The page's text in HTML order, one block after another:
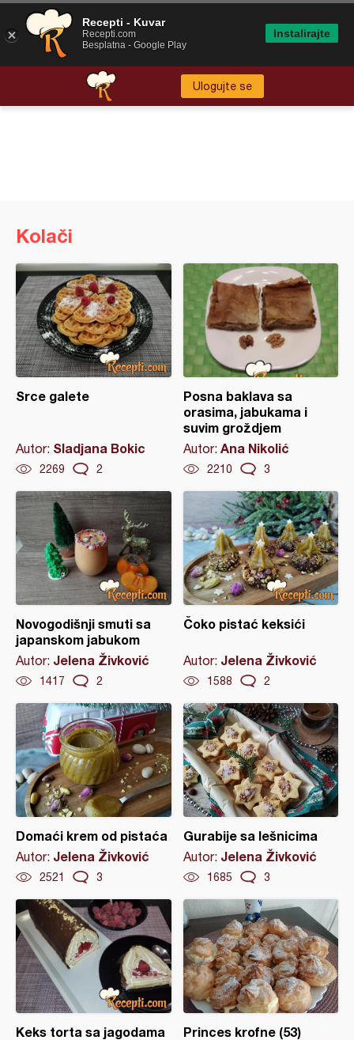
Ulogujte se
Kolači
Srce galete
Autor: Sladjana Bokic
2269 2
Posna baklava sa
orasima, jabukama i
suvim groždjem
Autor: Ana Nikolić
2210 3
Novogodišnji smuti sa
japanskom jabukom
Autor: Jelena Živković
1417 2
Čoko pistać keksići
Autor: Jelena Živković
1588 2
Domaći krem od pistaća
Autor: Jelena Živković
2521 3
Gurabije sa lešnicima
Autor: Jelena Živković
1685 3
Keks torta sa jagodama Princes krofne (53)
Recepti - Kuvar
Recepti.com
Besplatna - Google Play
Instalirajte